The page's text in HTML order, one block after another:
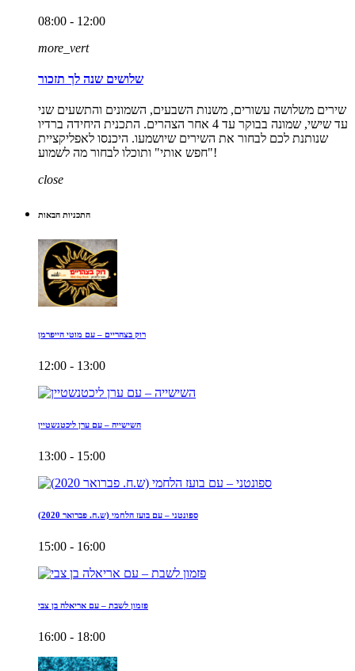
08:00 - 12:00
more_vert
שלושים שנה לך תזכור
שירים משלושה עשורים, משנות השבעים, השמונים והתשעים שני
עד שישי, שמונה בבוקר עד 4 אחר הצהרים. התכנית היחידה ברדיו
שנותנת לכם לבחור את השירים שיושמעו. היכנסו לאפליקציית
"חפש אותי" ותוכלו לבחור מה לשמוע!
close
התכניות הבאות
רוק בצהריים – עם מוטי הייפרמן
12:00 - 13:00
השישייה – עם ערן ליכטנשטיין
13:00 - 15:00
ספונטני – עם בועז הלחמי (ש.ח. פברואר 2020)
15:00 - 16:00
פזמון לשבת – עם אריאלה בן צבי
16:00 - 18:00